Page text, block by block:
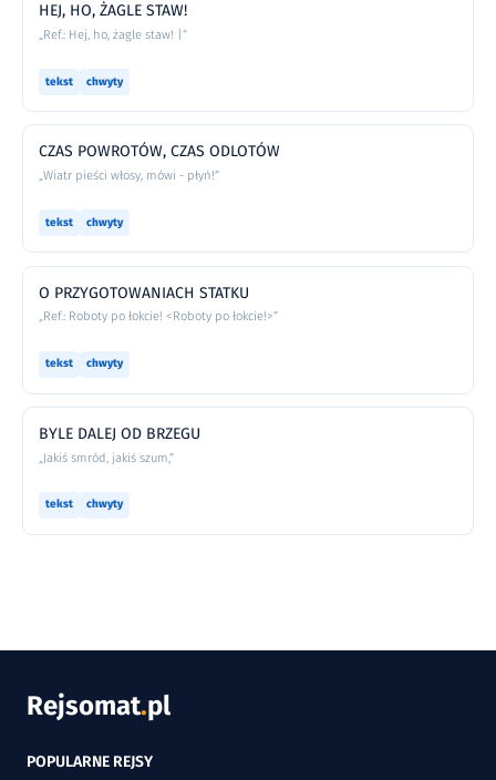
HEJ, HO, ŻAGLE STAW!
„Ref.: Hej, ho, żagle staw! |”
tekst chwyty
CZAS POWROTÓW, CZAS ODLOTÓW
„Wiatr pieści włosy, mówi - płyń!”
tekst chwyty
O PRZYGOTOWANIACH STATKU
„Ref.: Roboty po łokcie! <Roboty po łokcie!>”
tekst chwyty
BYLE DALEJ OD BRZEGU
„Jakiś smród, jakiś szum,”
tekst chwyty
Rejsomat.pl
POPULARNE REJSY